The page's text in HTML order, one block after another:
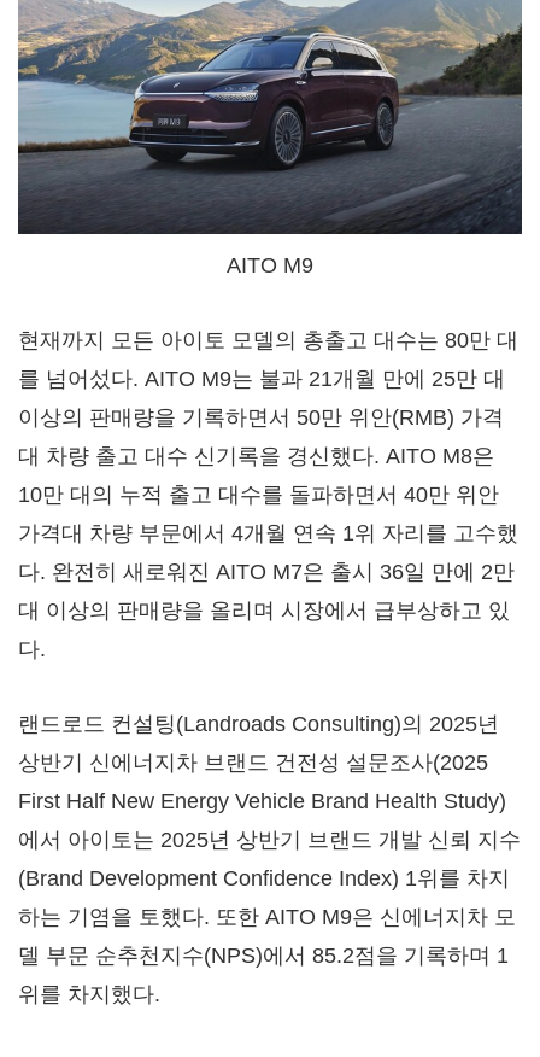
AITO M9
현재까지 모든 아이토 모델의 총출고 대수는 80만 대
를 넘어섰다. AITO M9는 불과 21개월 만에 25만 대
이상의 판매량을 기록하면서 50만 위안(RMB) 가격
대 차량 출고 대수 신기록을 경신했다. AITO M8은
10만 대의 누적 출고 대수를 돌파하면서 40만 위안
가격대 차량 부문에서 4개월 연속 1위 자리를 고수했
다. 완전히 새로워진 AITO M7은 출시 36일 만에 2만
대 이상의 판매량을 올리며 시장에서 급부상하고 있
다.
랜드로드 컨설팅(Landroads Consulting)의 2025년
상반기 신에너지차 브랜드 건전성 설문조사(2025
First Half New Energy Vehicle Brand Health Study)
에서 아이토는 2025년 상반기 브랜드 개발 신뢰 지수
(Brand Development Confidence Index) 1위를 차지
하는 기염을 토했다. 또한 AITO M9은 신에너지차 모
델 부문 순추천지수(NPS)에서 85.2점을 기록하며 1
위를 차지했다.